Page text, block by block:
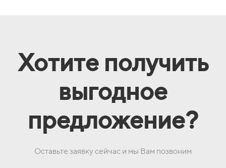
Хотите получить
выгодное
предложение?
Оставьте заявку сейчас и мы Вам позвоним